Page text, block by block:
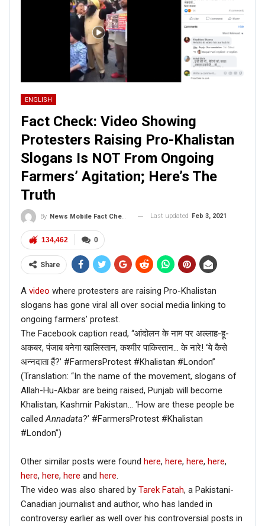
ENGLISH
Fact Check: Video Showing
Protesters Raising Pro-Khalistan
Slogans Is NOT From Ongoing
Farmers’ Agitation; Here’s The
Truth
By News Mobile Fact Check Bureau Last updated Feb 3, 2021
0
134,462
Share
A video where protesters are raising Pro-Khalistan
slogans has gone viral all over social media linking to
ongoing farmers’ protest.
The Facebook caption read, “आंदोलन के नाम पर अल्लाह-हू-
अकबर, पंजाब बनेगा खालिस्तान, कश्मीर पाकिस्तान… के नारे! ‘ये कैसे
अन्नदाता हैं?’ #FarmersProtest #Khalistan #London”
(Translation: “In the name of the movement, slogans of
Allah-Hu-Akbar are being raised, Punjab will become
Khalistan, Kashmir Pakistan… ‘How are these people be
called Annadata?’ #FarmersProtest #Khalistan
#London”)
Other similar posts were found here, here, here, here,
here, here, here and here
The video was also shared by Tarek Fatah, a Pakistani-
Canadian journalist and author, who has landed in
controversy earlier as well over his controversial posts in